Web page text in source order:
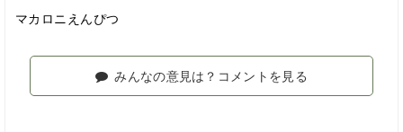
マカロニえんぴつ
みんなの意見は？コメントを見る